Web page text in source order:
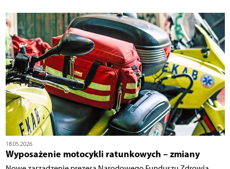
18.05.2026
Wyposażenie motocykli ratunkowych – zmiany